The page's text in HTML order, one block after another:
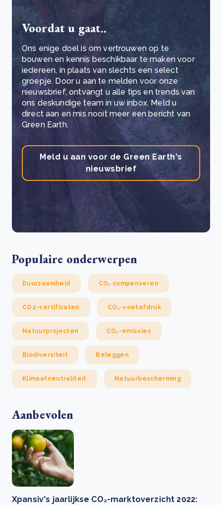
Voordat u gaat..
Ons enige doel is om vertrouwen op te
bouwen en kennis beschikbaar te maken voor
iedereen, in plaats van slechts een select
groepje. Door u aan te melden voor onze
nieuwsbrief, ontvangt u alle tips en trends van
ons deskundige team in uw inbox. Meld u
direct aan en mis nooit meer een bericht van
Green Earth.
Meld u aan voor de Green Earth's
nieuwsbrief
Populaire onderwerpen
Duurzaamheid CO₂ compenseren
CO2-certificaten CO₂-voetafdruk
Natuurprojecten CO₂-emissies
Biodiversiteit Beleggen
Klimaatneutraliteit Natuurbescherming
Aanbevolen
Xpansiv's jaarlijkse CO₂-marktoverzicht 2022: